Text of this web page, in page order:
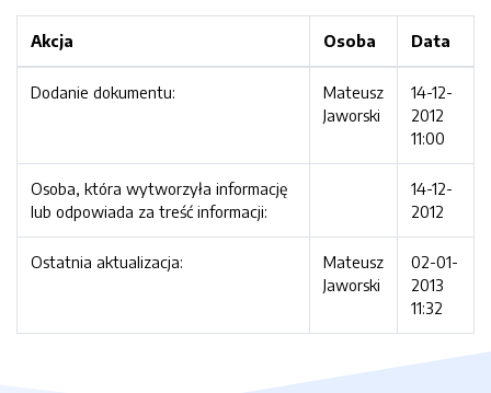
Akcja Osoba Data
Dodanie dokumentu:
Mateusz
Jaworski
14-12-
2012
11:00
Osoba, która wytworzyła informację
lub odpowiada za treść informacji:
14-12-
2012
Ostatnia aktualizacja:
Mateusz
Jaworski
02-01-
2013
11:32